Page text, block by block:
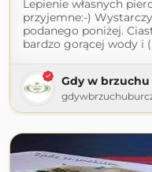
Lepienie własnych
przyjemne:-)
podanego poniżej.
bardzo gorącej wody i
Gdy w